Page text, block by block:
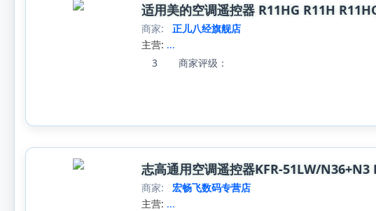
适用美的空调遥控器 R11HG R11H
商家:
正儿八经旗舰店
主营: ...
3
商家评级：
志高通用空调遥控器KFR-51LW/N36+N3
商家:
宏畅飞数码专营店
主营: ...